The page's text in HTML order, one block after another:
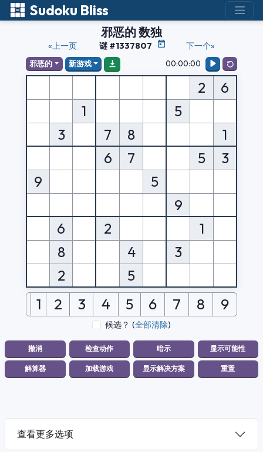
Sudoku Bliss
邪恶的 数独
«上一页 谜 #1337807 下一个»
邪恶的 新游戏 00:00:00
2
6
1
5
3
7 8
1
6
7 5
3
9
5
9
6
2
1
8
4
3
2
5
1 2 3 4 5 6 7 8 9
候选？ (全部清除)
查看更多选项